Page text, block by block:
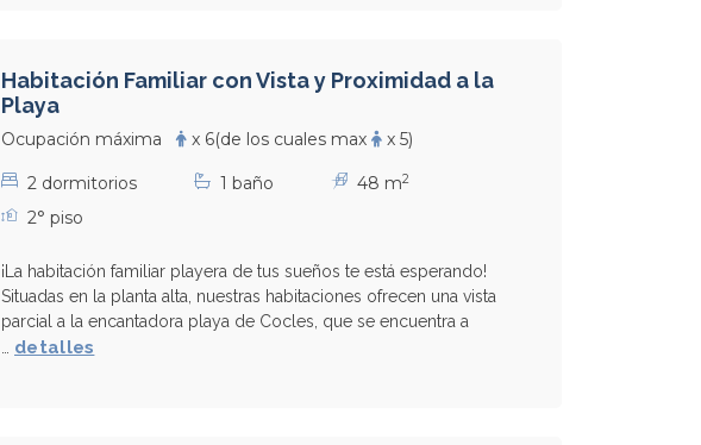
Habitación Familiar con Vista y Proximidad a la
Playa
Ocupación máxima x 6(de los cuales max x 5)
2 dormitorios 1 baño 48 m2
2° piso
¡La habitación familiar playera de tus sueños te está esperando!
Situadas en la planta alta, nuestras habitaciones ofrecen una vista
parcial a la encantadora playa de Cocles, que se encuentra a
detalles